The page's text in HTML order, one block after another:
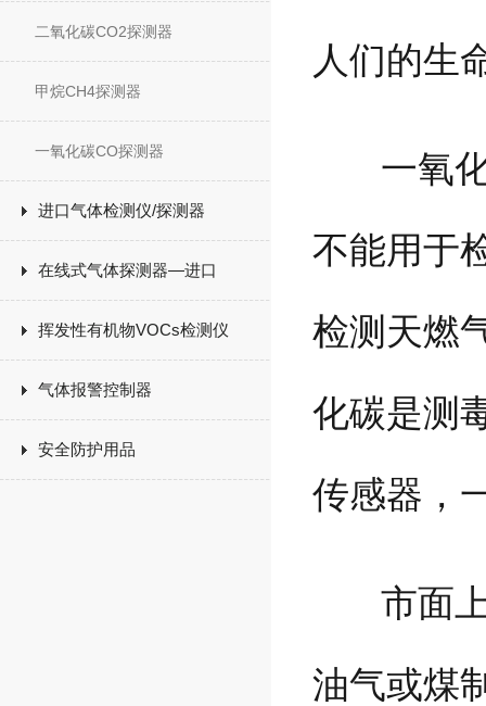
二氧化碳CO2探测器
甲烷CH4探测器
一氧化碳CO探测器
进口气体检测仪/探测器
在线式气体探测器—进口
挥发性有机物VOCs检测仪
气体报警控制器
安全防护用品
人们的生
一氧化
不能用于
检测天燃
化碳是测
传感器，
市面上
油气或煤